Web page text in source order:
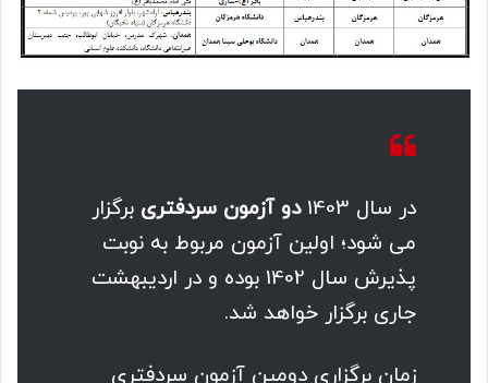
در سال 1403 دو آزمون سردفتری برگزار
می شود؛ اولین آزمون مربوط به نوبت
پذیرش سال 1402 بوده و در اردیبهشت
جاری برگزار خواهد شد.
زمان برگزاری دومین آزمون سردفتری